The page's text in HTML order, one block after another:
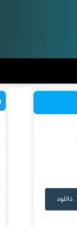
دانلود